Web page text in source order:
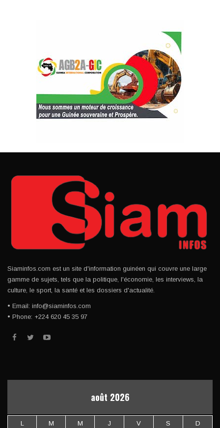
Siaminfos.com est un site d'information guinéen qui couvre une large
gamme de sujets, tels que la politique, l'économie, les interviews, la
culture, le sport, la santé et les dossiers d'actualité.
• Email: info@siaminfos.com
• Phone: +224 620 45 35 97
août 2026
L M M J V S D